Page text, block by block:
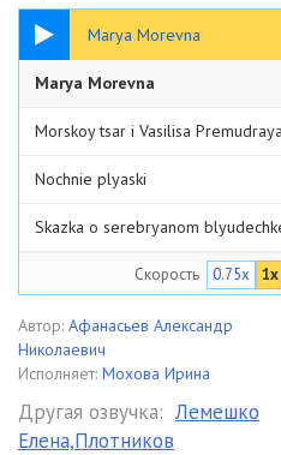
Marya Morevna
26:16
Marya Morevna
Morskoy tsar i Vasilisa Premudraya
Nochnie plyaski
Skazka o serebryanom
Zorka. Vechorka i Polunochka
Скорость 0.75x 1x
Автор: Афанасьев Александр
Николаевич
Исполняет: Мохова Ирина
Другая озвучка: Лемешко
Елена,Плотников